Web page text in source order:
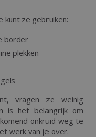
kunt ze gebruiken:
border
plekken
vragen ze weinig
is het belangrijk om
onkruid weg te
werk van je over.